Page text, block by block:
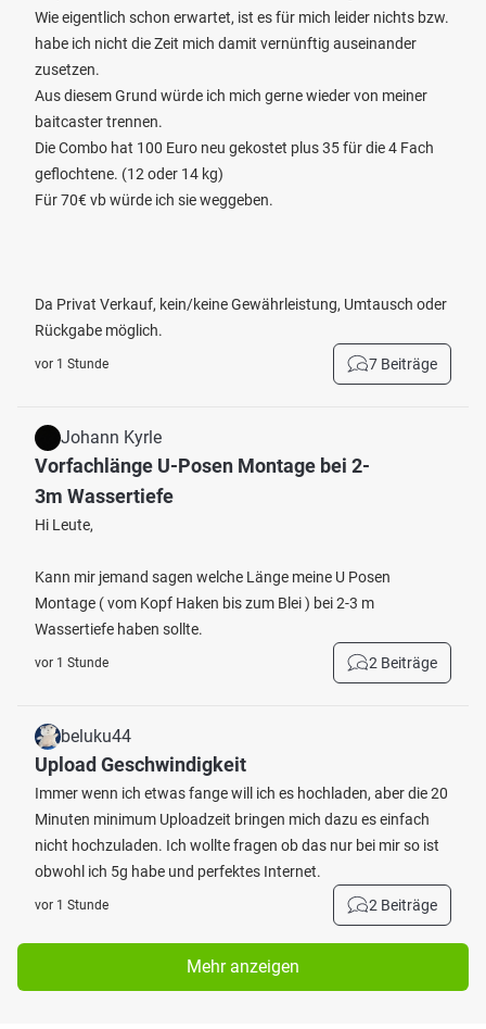
Wie eigentlich schon erwartet, ist es für mich leider nichts bzw.
habe ich nicht die Zeit mich damit vernünftig auseinander
zusetzen.
Aus diesem Grund würde ich mich gerne wieder von meiner
baitcaster trennen.
Die Combo hat 100 Euro neu gekostet plus 35 für die 4 Fach
geflochtene. (12 oder 14 kg)
Für 70€ vb würde ich sie weggeben.
Da Privat Verkauf, kein/keine Gewährleistung, Umtausch oder
Rückgabe möglich.
vor 1 Stunde 7 Beiträge
Johann Kyrle
Vorfachlänge U-Posen Montage bei 2-
3m Wassertiefe
Hi Leute,
Kann mir jemand sagen welche Länge meine U Posen
Montage ( vom Kopf Haken bis zum Blei ) bei 2-3 m
Wassertiefe haben sollte.
vor 1 Stunde 2 Beiträge
beluku44
Upload Geschwindigkeit
Immer wenn ich etwas fange will ich es hochladen, aber die 20
Minuten minimum Uploadzeit bringen mich dazu es einfach
nicht hochzuladen. Ich wollte fragen ob das nur bei mir so ist
obwohl ich 5g habe und perfektes Internet.
vor 1 Stunde 2 Beiträge
Mehr anzeigen